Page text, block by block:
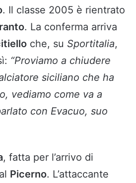
. Il classe 2005 è rientrato
. La conferma arriva
che, su Sportitalia,
“Proviamo a chiudere
siciliano che ha
vediamo come va a
con Evacuo, suo
, fatta per l’arrivo di
Picerno. L’attaccante